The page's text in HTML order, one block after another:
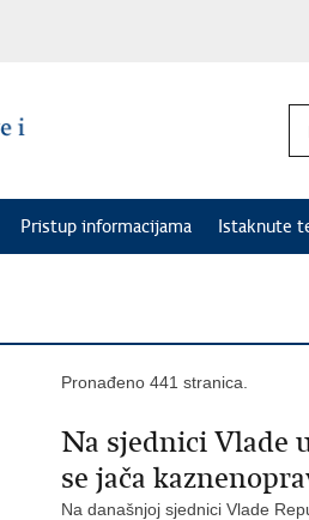
Pristup informacijama Istaknute
Pronađeno 441 stranica.
Na sjednici Vlade
se jača
Na današnjoj sjednici Vlade